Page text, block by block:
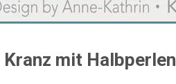
mit Halbperlen